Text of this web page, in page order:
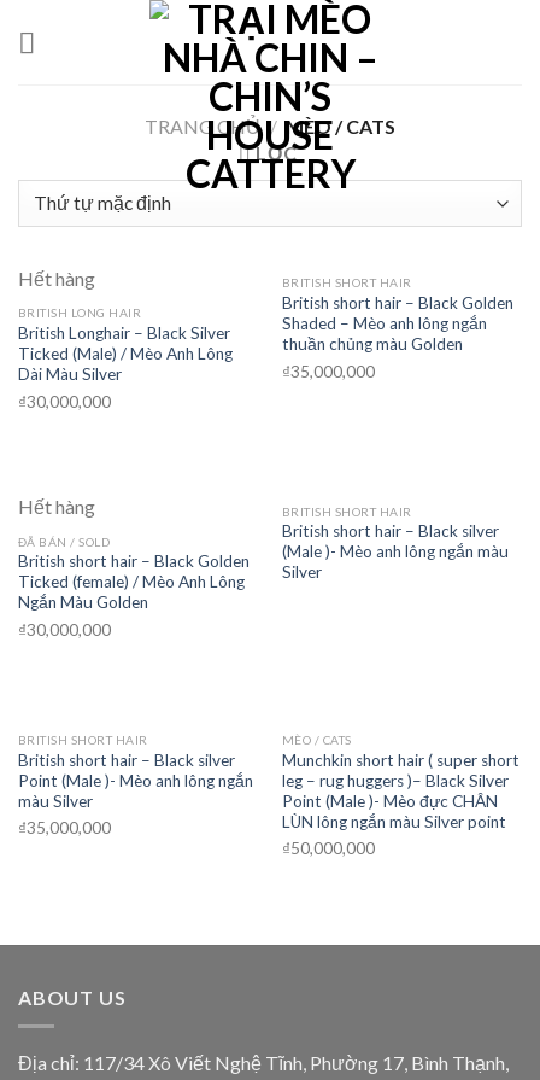
TRANG CHỦ / MÈO / CATS
LỌC
Hết hàng
BRITISH LONG HAIR
British Longhair – Black Silver
Ticked (Male) / Mèo Anh Lông
Dài Màu Silver
₫30,000,000
BRITISH SHORT HAIR
British short hair – Black Golden
Shaded – Mèo anh lông ngắn
thuần chủng màu Golden
₫35,000,000
Hết hàng
ĐÃ BÁN / SOLD
British short hair – Black Golden
Ticked (female) / Mèo Anh Lông
Ngắn Màu Golden
₫30,000,000
BRITISH SHORT HAIR
British short hair – Black silver
(Male )- Mèo anh lông ngắn màu
Silver
BRITISH SHORT HAIR
British short hair – Black silver
Point (Male )- Mèo anh lông ngắn
màu Silver
₫35,000,000
MÈO / CATS
Munchkin short hair ( super short
leg – rug huggers )– Black Silver
Point (Male )- Mèo đực CHÂN
LÙN lông ngắn màu Silver point
₫50,000,000
ABOUT US
Địa chỉ: 117/34 Xô Viết Nghệ Tĩnh, Phường 17, Bình Thạnh,